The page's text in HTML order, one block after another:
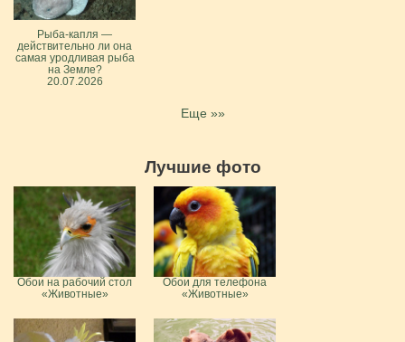
Рыба-капля —
действительно ли она
самая уродливая рыба
на Земле?
20.07.2026
Еще »»
Лучшие фото
Обои на рабочий стол
«Животные»
Обои для телефона
«Животные»